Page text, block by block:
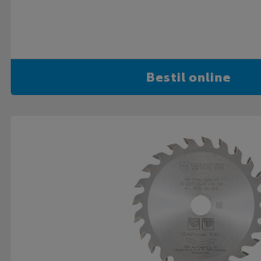
Bestil online